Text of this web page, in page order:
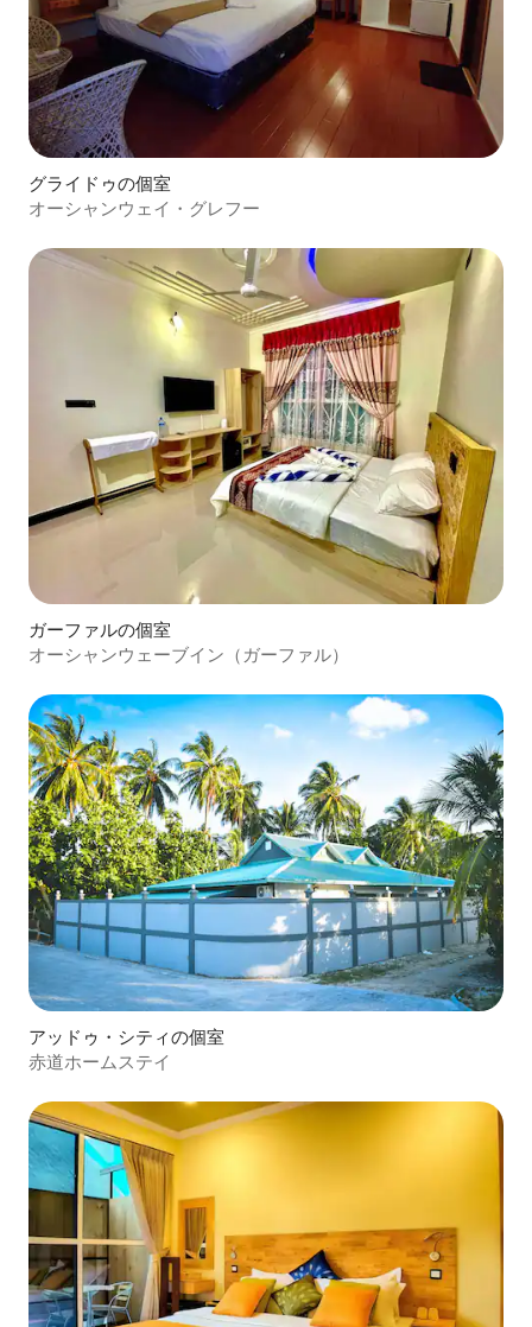
グライドゥの個室
オーシャンウェイ・グレフー
ガーファルの個室
オーシャンウェーブイン（ガーファル）
アッドゥ・シティの個室
赤道ホームステイ